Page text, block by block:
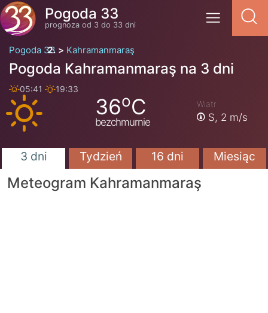
Pogoda 33
prognoza od 3 do 33 dni
Pogoda 33 Kahramanmaraş
Pogoda Kahramanmaraş na 3 dni
05:41 19:33
36oC
bezchmurnie
Wiatr
S, 2 m/s
3 dni Tydzień 16 dni Miesiąc
Meteogram Kahramanmaraş